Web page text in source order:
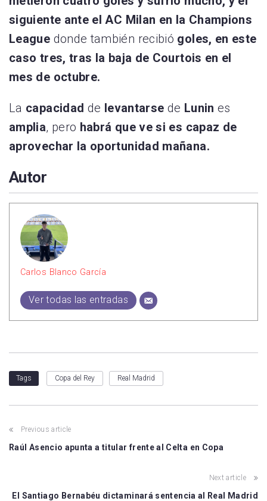
siguiente ante el AC Milan en la Champions
League donde también recibió goles, en este
caso tres, tras la baja de Courtois en el
mes de octubre.
La capacidad de levantarse de Lunines
amplia, pero habrá que ve si es capaz de
aprovechar la oportunidad mañana.
Autor
Carlos Blanco García
Ver todas las entradas
Tags Copa del Rey Real Madrid
Previous article
Raúl Asencio apunta a titular frente al Celta en Copa
Next article
El Santiago Bernabéu dictaminará sentencia al Real Madrid